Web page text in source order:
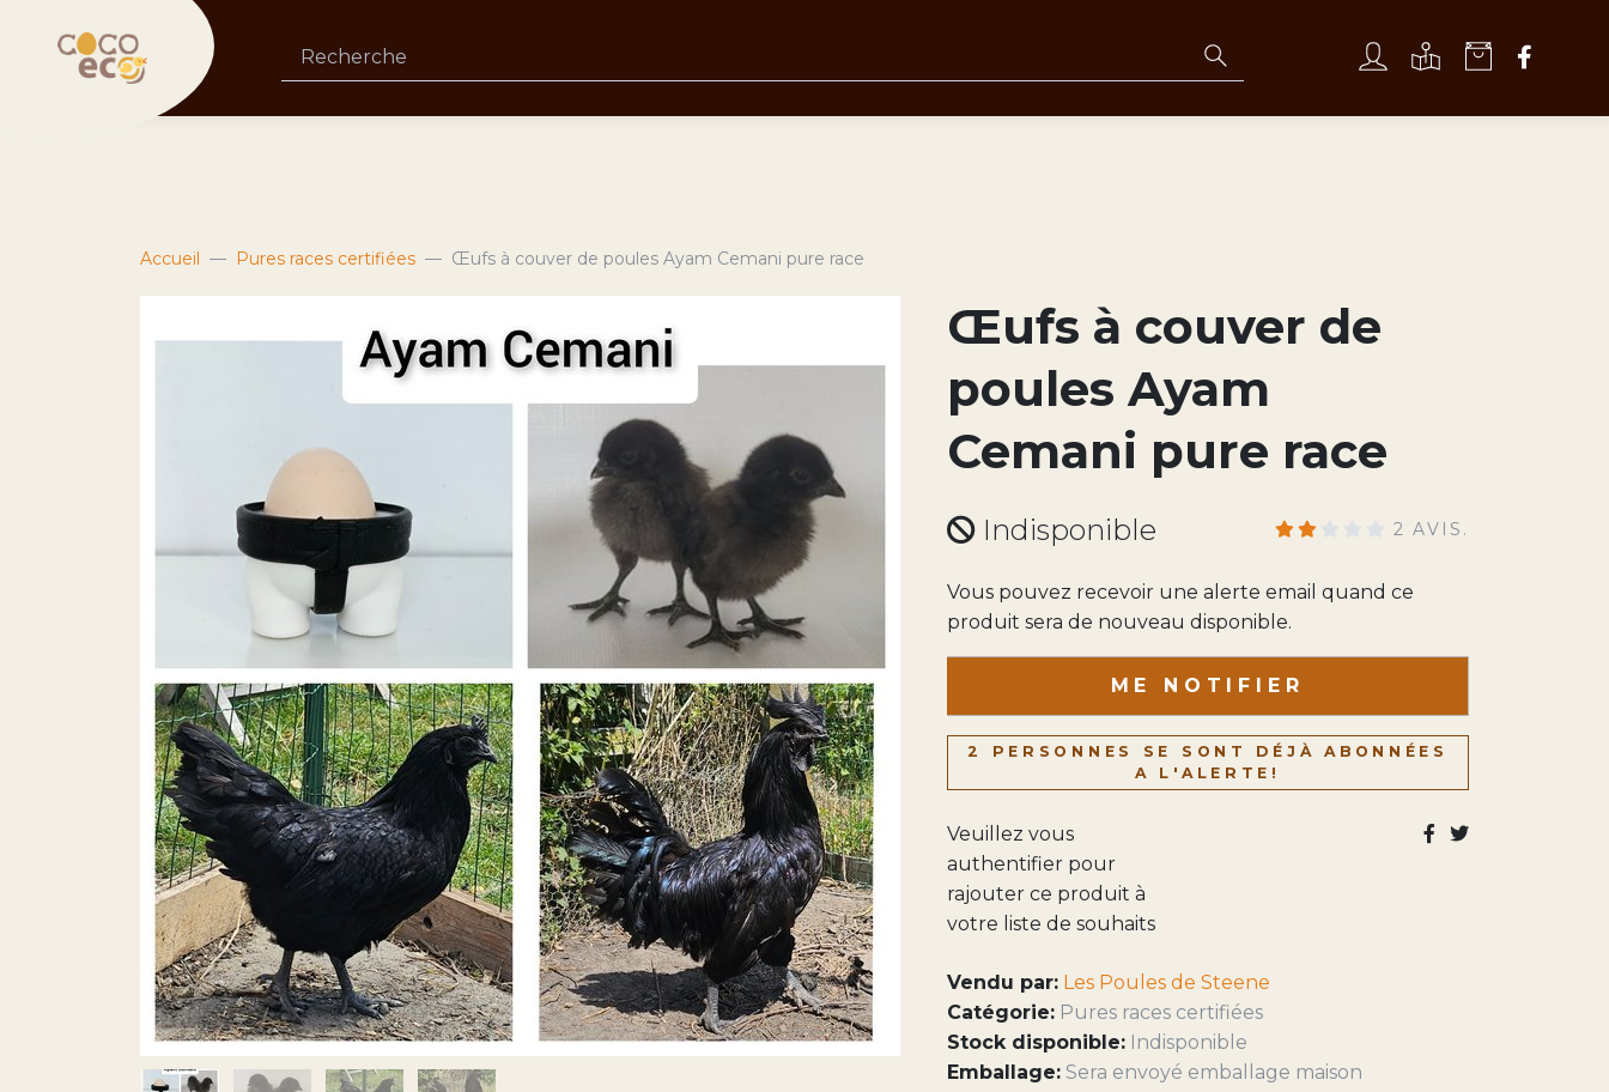
Accueil Pures races certifiées Œufs à couver de poules Ayam Cemani pure race
Œufs à couver de
poules Ayam
Cemani pure race
Indisponible 2 AVIS.
Vous pouvez recevoir une alerte email quand ce
produit sera de nouveau disponible.
ME NOTIFIER
2 PERSONNES SE SONT DÉJÀ ABONNÉES
A L'ALERTE!
Veuillez vous
authentifier pour
rajouter ce produit à
votre liste de souhaits
Vendu par: Les Poules de Steene
Catégorie: Pures races certifiées
Stock disponible: Indisponible
Emballage: Sera envoyé emballage maison